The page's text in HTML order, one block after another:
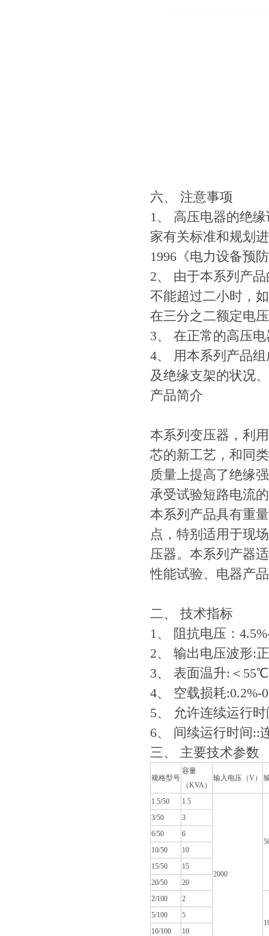
六、 注意事项
1、 高压电器的绝
家有关标准和规划
1996《电力设备预
2、 由于本系列产
不能超过二小时，
在三分之二额定电
3、 在正常的高压
4、 用本系列产品
及绝缘支架的状况
产品简介
本系列变压器，利
芯的新工艺，和同
质量上提高了绝缘
承受试验短路电流
本系列产品具有重
点，特别适用于现
压器。本系列产器
性能试验、电器产
二、 技术指标
1、 阻抗电压：
2、 输出电压波形:
3、 表面温升:＜55℃
4、 空载损耗:0.2%-
5、 允许连续运行
6、 间续运行时间::
三、 主要技术参数
规格型号
容量
（KVA）
输入电压（V）
1.5/50 1.5
2000
3/50
3
6/50
6
10/50
10
15/50
15
20/50
20
2/100
2
5/100
5
10/100
10